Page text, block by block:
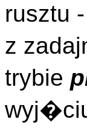
rusztu
z
trybie